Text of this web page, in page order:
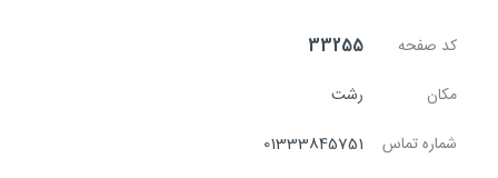
کد صفحه
33255
مکان
رشت
شماره تماس
01333845751